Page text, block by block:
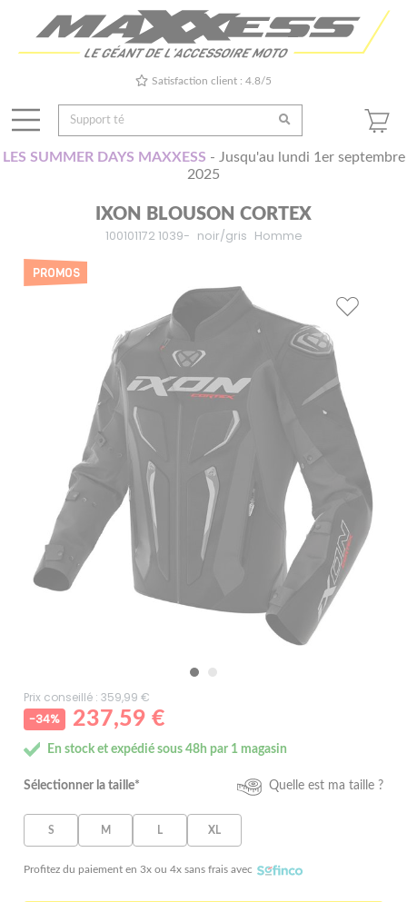
Satisfaction client : 4.8/5
LES SUMMER DAYS MAXXESS - Jusqu'au lundi 1er septembre
2025
IXON BLOUSON CORTEX
100101172 1039- noir/gris Homme
PROMOS
Prix conseillé : 359,99 €
-34%
237,59 €
En stock et expédié sous 48h par 1 magasin
Sélectionner la taille* Quelle est ma taille ?
S M L XL
Profitez du paiement en 3x ou 4x sans frais avec